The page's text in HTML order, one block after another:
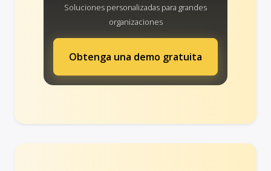
Soluciones personalizadas para grandes
organizaciones
Obtenga una demo gratuita